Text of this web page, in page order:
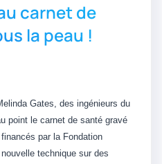
carnet de
la peau !
Gates, des ingénieurs du
point le carnet de santé gravé
par la Fondation
technique sur des